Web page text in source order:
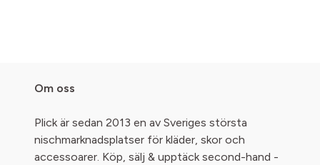
Om oss
Plick är sedan 2013 en av Sveriges största
nischmarknadsplatser för kläder, skor och
accessoarer. Köp, sälj & upptäck second-hand -